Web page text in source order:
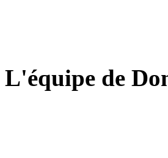
L'équipe de